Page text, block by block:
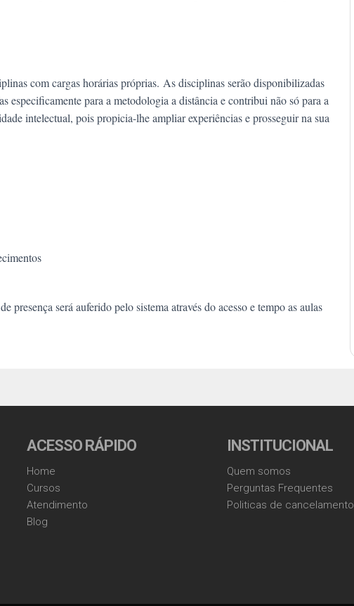
com cargas horárias próprias. As disciplinas serão disponibilizadas
especificamente para a metodologia a distância e contribui não só para a
intelectual, pois propicia-lhe ampliar experiências e prosseguir na sua
será auferido pelo sistema através do acesso e tempo as aulas
ACESSO RÁPIDO
Home
Cursos
Atendimento
Blog
INSTITUCIONAL
Quem somos
Perguntas Frequentes
Politicas de cancelamento